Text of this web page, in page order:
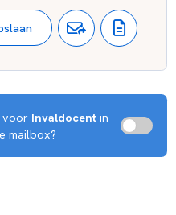
voor Invaldocent in
mailbox?